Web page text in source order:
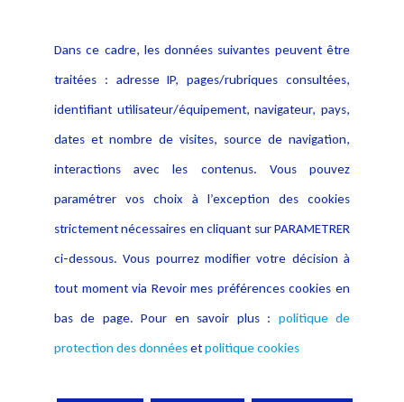
Dans ce cadre, les données suivantes peuvent être
traitées : adresse IP, pages/rubriques consultées,
identifiant utilisateur/équipement, navigateur, pays,
dates et nombre de visites, source de navigation,
interactions avec les contenus. Vous pouvez
paramétrer vos choix à l’exception des cookies
strictement nécessaires en cliquant sur PARAMETRER
ci-dessous. Vous pourrez modifier votre décision à
tout moment via Revoir mes préférences cookies en
bas de page. Pour en savoir plus : politique de
protection des donnéesetpolitique cookies